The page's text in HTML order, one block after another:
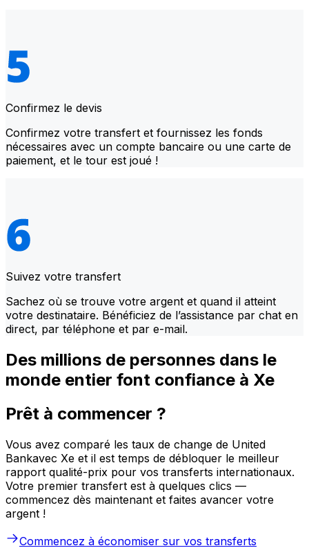
Confirmez le devis
Confirmez votre transfert et fournissez les fonds
nécessaires avec un compte bancaire ou une carte de
paiement, et le tour est joué !
Suivez votre transfert
Sachez où se trouve votre argent et quand il atteint
votre destinataire. Bénéficiez de l’assistance par chat en
direct, par téléphone et par e-mail.
Des millions de personnes dans le
monde entier font confiance à Xe
Prêt à commencer ?
Vous avez comparé les taux de change de United
Bankavec Xe et il est temps de débloquer le meilleur
rapport qualité-prix pour vos transferts internationaux.
Votre premier transfert est à quelques clics —
commencez dès maintenant et faites avancer votre
argent !
Commencez à économiser sur vos transferts